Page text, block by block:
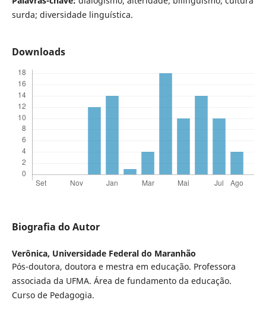
surda; diversidade linguística.
Downloads
Biografia do Autor
Verônica, Universidade Federal do Maranhão
Pós-doutora, doutora e mestra em educação. Professora
associada da UFMA. Área de fundamento da educação.
Curso de Pedagogia.